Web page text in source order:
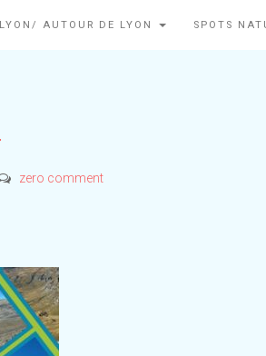
LYON/ AUTOUR DE LYON SPOTS
zero comment